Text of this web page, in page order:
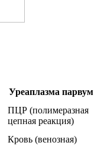
Уреаплазма парвум
ПЦР (полимеразная
цепная реакция)
Кровь (венозная)